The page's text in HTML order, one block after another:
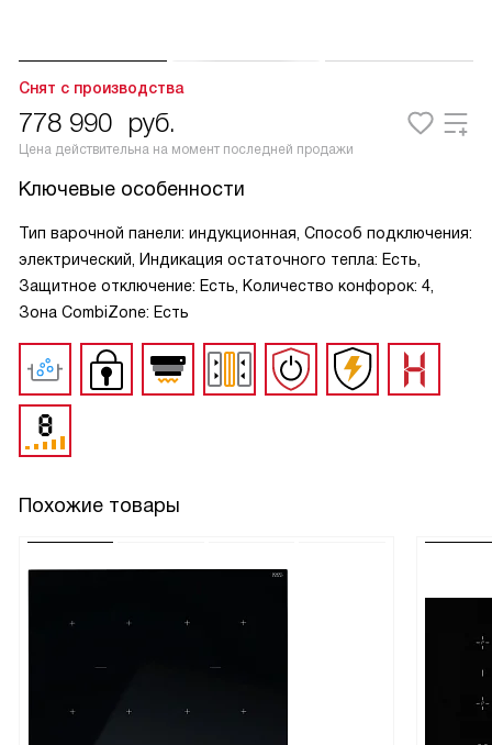
Снят с производства
778 990 руб.
Цена действительна на момент последней продажи
Ключевые особенности
Тип варочной панели: индукционная, Способ подключения:
электрический, Индикация остаточного тепла: Есть,
Защитное отключение: Есть, Количество конфорок: 4,
Зона CombiZone: Есть
Похожие товары